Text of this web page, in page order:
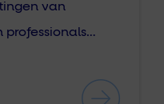
van
professionals…